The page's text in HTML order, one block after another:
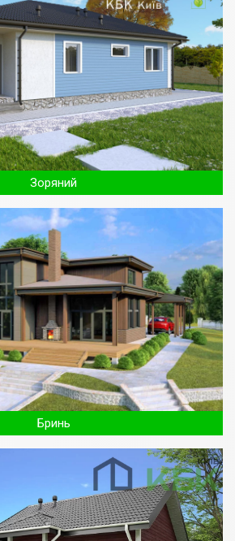
Зоряний
Бринь